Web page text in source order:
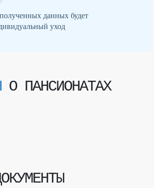
данных будет
уход
О ПАНСИОНАТАХ